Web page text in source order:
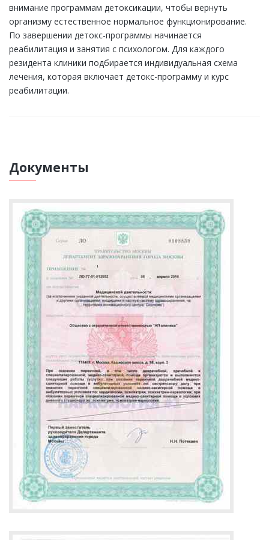
внимание программам детоксикации, чтобы вернуть
организму естественное нормальное функционирование.
По завершении детокс-программы начинается
реабилитация и занятия с психологом. Для каждого
резидента клиники подбирается индивидуальная схема
лечения, которая включает детокс-программу и курс
реабилитации.
Документы